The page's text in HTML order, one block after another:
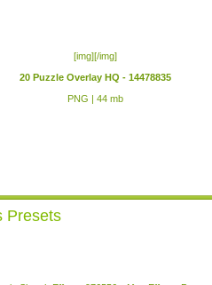
[img][/img]
20 Puzzle Overlay HQ - 14478835
PNG | 44 mb
Presets